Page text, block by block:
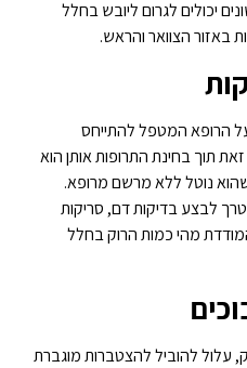
יכולים לגרום ליובש בחלל
באזור הצוואר והראש.
הרופא המטפל להתייחס
תוך בחינת התרופות אותן הוא
שהוא נוטל ללא מרשם מרופא.
לבצע בדיקות דם, סריקות
מהי כמות הרוק בחלל
עלול להוביל להצטברות מוגברת